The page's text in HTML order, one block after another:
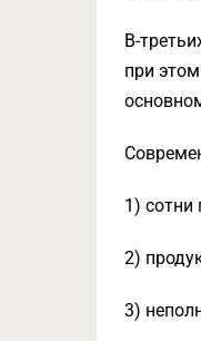
В-
при
1)
2)
3)